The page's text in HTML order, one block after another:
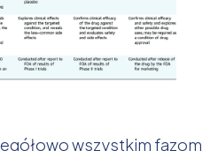
wszystkim fazom